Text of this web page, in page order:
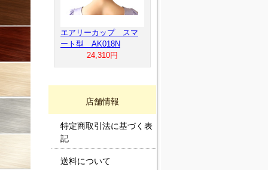
エアリーカップ スマ
ート型 AK018N
24,310円
店舗情報
特定商取引法に基づく表
記
送料について